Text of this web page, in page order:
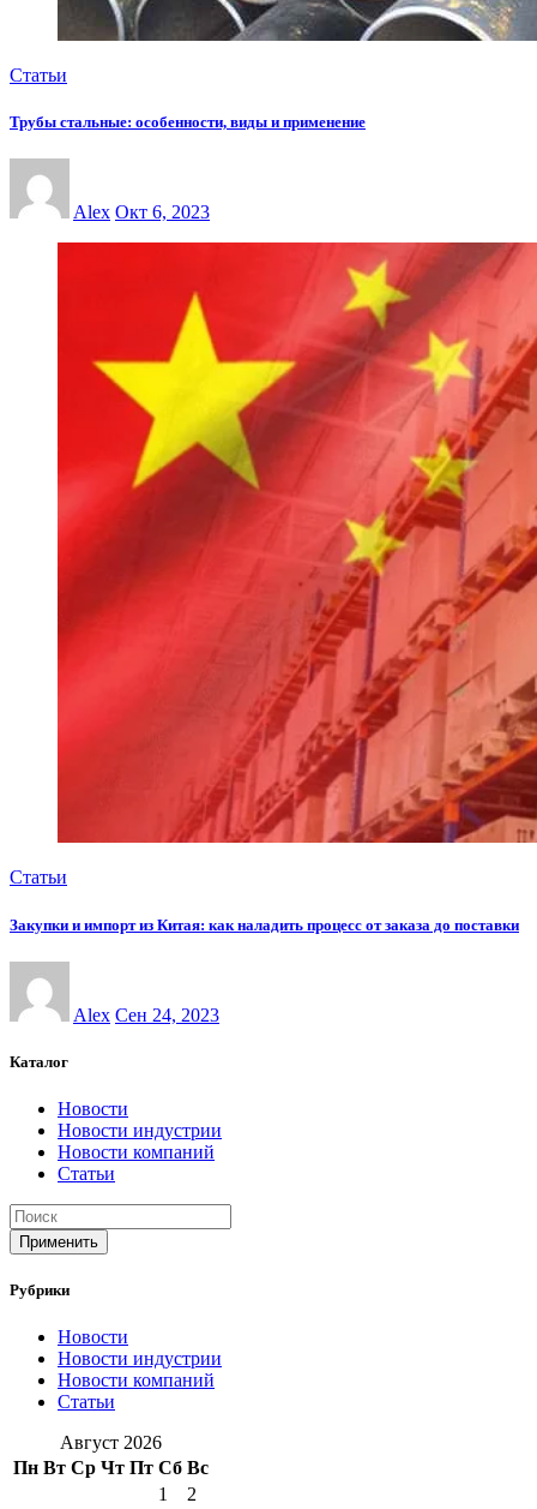
Статьи
Трубы стальные: особенности, виды и применение
Alex Окт 6, 2023
Статьи
Закупки и импорт из Китая: как наладить процесс от заказа до поставки
Alex Сен 24, 2023
Каталог
Новости
Новости индустрии
Новости компаний
Статьи
Применить
Рубрики
Новости
Новости индустрии
Новости компаний
Статьи
Август 2026
Пн Вт Ср Чт Пт Сб Вс
1
2